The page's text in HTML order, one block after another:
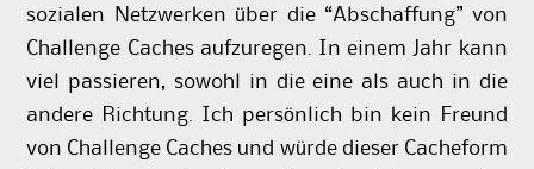
sozialen Netzwerken über die “Abschaffung” von
Challenge Caches aufzuregen. In einem Jahr kann
viel passieren, sowohl in die eine als auch in die
andere Richtung. Ich persönlich bin kein Freund
von Challenge Caches und würde dieser Cacheform